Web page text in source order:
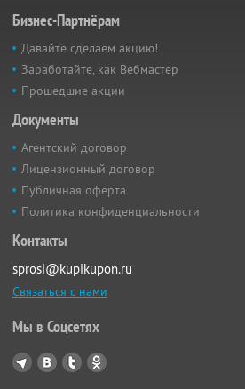
Бизнес-Партнёрам
Давайте сделаем акцию!
Заработайте, как Вебмастер
Прошедшие акции
Документы
Агентский договор
Лицензионный договор
Публичная оферта
Политика конфиденциальности
Контакты
sprosi@kupikupon.ru
Связаться с нами
Мы в Соцсетях